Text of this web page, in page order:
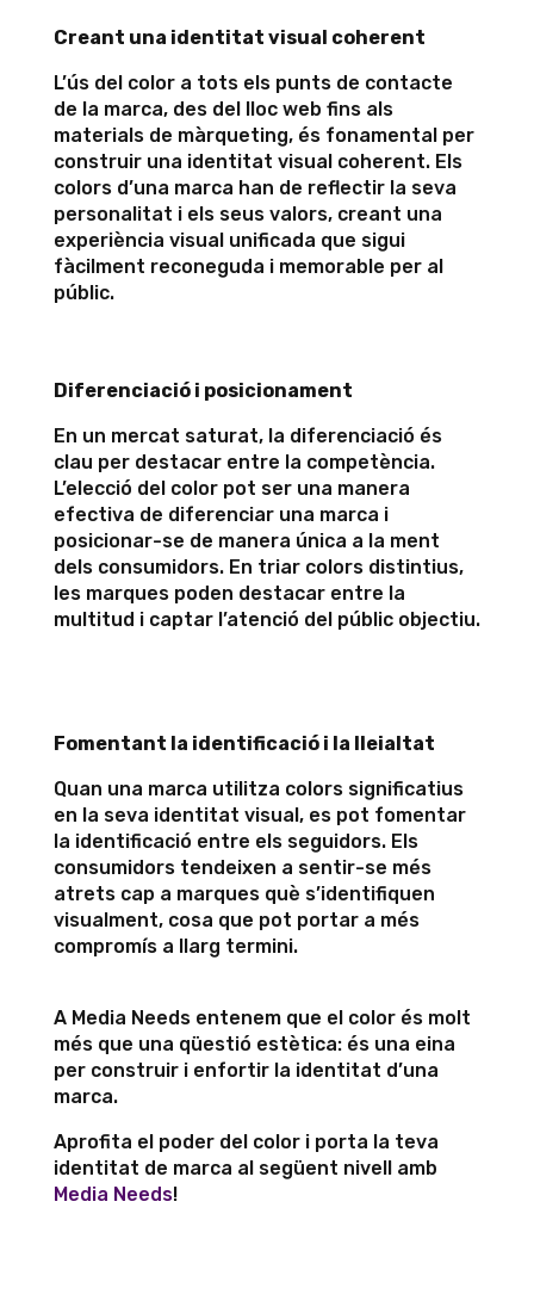
Creant una identitat visual coherent
L’ús del color a tots els punts de contacte
de la marca, des del lloc web fins als
materials de màrqueting, és fonamental per
construir una identitat visual coherent. Els
colors d’una marca han de reflectir la seva
personalitat i els seus valors, creant una
experiència visual unificada que sigui
fàcilment reconeguda i memorable per al
públic.
Diferenciació i posicionament
En un mercat saturat, la diferenciació és
clau per destacar entre la competència.
L’elecció del color pot ser una manera
efectiva de diferenciar una marca i
posicionar-se de manera única a la ment
dels consumidors. En triar colors distintius,
les marques poden destacar entre la
multitud i captar l’atenció del públic objectiu.
Fomentant la identificació i la lleialtat
Quan una marca utilitza colors significatius
en la seva identitat visual, es pot fomentar
la identificació entre els seguidors. Els
consumidors tendeixen a sentir-se més
atrets cap a marques què s’identifiquen
visualment, cosa que pot portar a més
compromís a llarg termini.
A Media Needs entenem que el color és molt
més que una qüestió estètica: és una eina
per construir i enfortir la identitat d’una
marca.
Aprofita el poder del color i porta la teva
identitat de marca al següent nivell amb
Media Needs!